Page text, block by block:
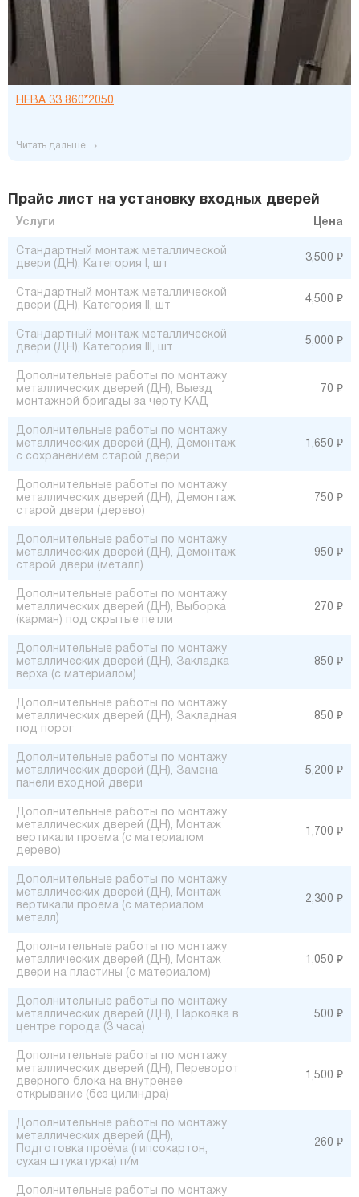
НЕВА 33 860*2050
читать дальше
Прайс лист на установку входных дверей
Услуги Цена
Стандартный монтаж металлической
двери (ДН), Категория I, шт
3,500 ₽
Стандартный монтаж металлической
двери (ДН), Категория II, шт
4,500 ₽
Стандартный монтаж металлической
двери (ДН), Категория III, шт
5,000 ₽
Дополнительные работы по монтажу
металлических дверей (ДН), Выезд
монтажной бригады за черту КАД
70 ₽
Дополнительные работы по монтажу
металлических дверей (ДН), Демонтаж
с сохранением старой двери
1,650 ₽
Дополнительные работы по монтажу
металлических дверей (ДН), Демонтаж
старой двери (дерево)
750 ₽
Дополнительные работы по монтажу
металлических дверей (ДН), Демонтаж
старой двери (металл)
950 ₽
Дополнительные работы по монтажу
металлических дверей (ДН), Выборка
(карман) под скрытые петли
270 ₽
Дополнительные работы по монтажу
металлических дверей (ДН), Закладка
верха (с материалом)
850 ₽
Дополнительные работы по монтажу
металлических дверей (ДН), Закладная
под порог
850 ₽
Дополнительные работы по монтажу
металлических дверей (ДН), Замена
панели входной двери
5,200 ₽
Дополнительные работы по монтажу
металлических дверей (ДН), Монтаж
вертикали проема (с материалом
дерево)
1,700 ₽
Дополнительные работы по монтажу
металлических дверей (ДН), Монтаж
вертикали проема (с материалом
металл)
2,300 ₽
Дополнительные работы по монтажу
металлических дверей (ДН), Монтаж
двери на пластины (с материалом)
1,050 ₽
Дополнительные работы по монтажу
металлических дверей (ДН), Парковка в
центре города (3 часа)
500 ₽
Дополнительные работы по монтажу
металлических дверей (ДН), Переворот
дверного блока на внутренее
открывание (без цилиндра)
1,500 ₽
Дополнительные работы по монтажу
металлических дверей (ДН),
Подготовка проёма (гипсокартон,
сухая штукатурка) п/м
260 ₽
Дополнительные работы по монтажу